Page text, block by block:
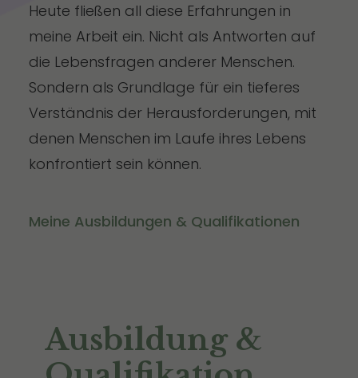
Heute fließen all diese Erfahrungen in
meine Arbeit ein. Nicht als Antworten auf
die Lebensfragen anderer Menschen.
Sondern als Grundlage für ein tieferes
Verständnis der Herausforderungen, mit
denen Menschen im Laufe ihres Lebens
konfrontiert sein können.
Meine Ausbildungen & Qualifikationen
Ausbildung &